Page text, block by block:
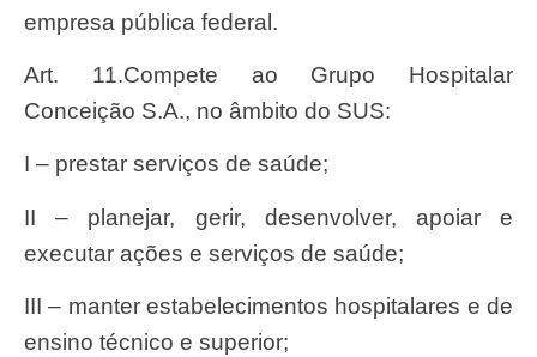
empresa pública federal.
Art. 11.Compete ao Grupo Hospitalar
Conceição S.A., no âmbito do SUS:
I – prestar serviços de saúde;
II – planejar, gerir, desenvolver, apoiar e
executar ações e serviços de saúde;
III – manter estabelecimentos hospitalares e de
ensino técnico e superior;